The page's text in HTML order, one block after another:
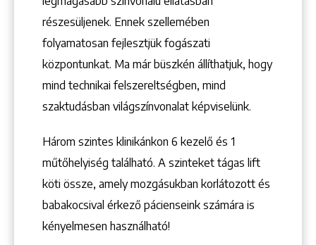
+36 1 222 7250
1148 Budapest, Örs vezér tere 2.
Keresés
részesüljenek. Ennek szellemében
folyamatosan fejlesztjük fogászati
központunkat. Ma már büszkén állíthatjuk, hogy
mind technikai felszereltségben, mind
szaktudásban világszínvonalat képviselünk.
Három szintes klinikánkon 6 kezelő ­és 1
műtőhelyiség található. A szinteket tágas lift
köti össze, amely mozgásukban korlátozott és
babakocsival érkező pácienseink számára is
kényelmesen használható!